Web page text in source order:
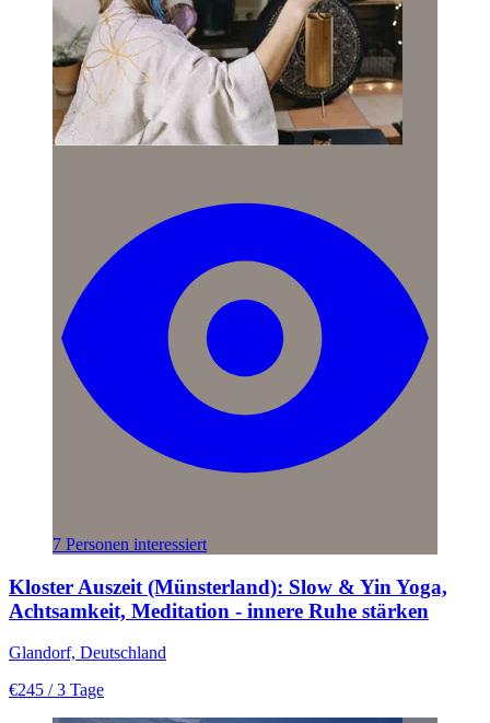
7 Personen interessiert
Kloster Auszeit (Münsterland): Slow & Yin Yoga,
Achtsamkeit, Meditation - innere Ruhe stärken
Glandorf, Deutschland
€245 / 3 Tage